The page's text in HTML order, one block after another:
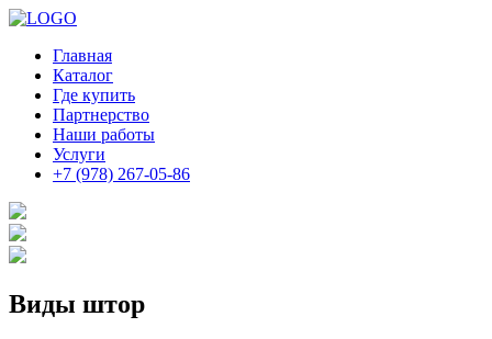
Главная
Каталог
Где купить
Партнерство
Наши работы
Услуги
+7 (978) 267-05-86
Виды штор